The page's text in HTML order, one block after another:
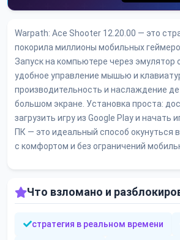
Warpath: Ace Shooter 12.20.00 — это
покорила миллионы мобильных
Запуск на компьютере через
удобное управление мышью и
производительность и наслаждение
большом экране. Установка проста:
загрузить игру из Google Play и начать
ПК — это идеальный способ
с комфортом и без ограничений
Что взломано и
стратегия в реальном времени